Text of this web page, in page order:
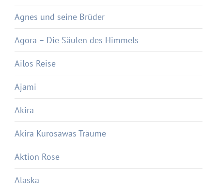
Agnes und seine Brüder
Agora – Die Säulen des Himmels
Ailos Reise
Ajami
Akira
Akira Kurosawas Träume
Aktion Rose
Alaska